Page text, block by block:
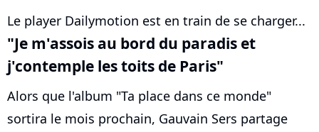
Le player Dailymotion est en train de se charger...
"Je m'assois au bord du paradis et
j'contemple les toits de Paris"
Alors que l'album "Ta place dans ce monde"
sortira le mois prochain, Gauvain Sers partage